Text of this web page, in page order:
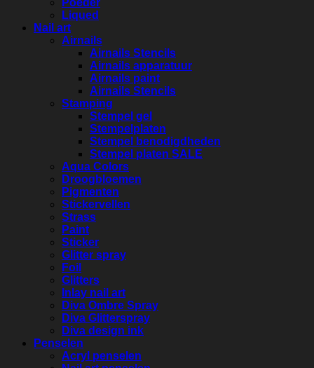
Poeder
Liqued
Nail art
Airnails
Airnails Stencils
Airnails apparatuur
Airnails paint
Airnails Stencils
Stamping
Stempel gel
Stempelplaten
Stempel benodigdheden
Stempel platen SALE
Aqua Colors
Droogbloemen
Pigmenten
Stickervellen
Strass
Paint
Sticker
Glitter spray
Foil
Glitters
Inlay nail art
Diva Ombre Spray
Diva Glitterspray
Diva design ink
Penselen
Acryl penselen